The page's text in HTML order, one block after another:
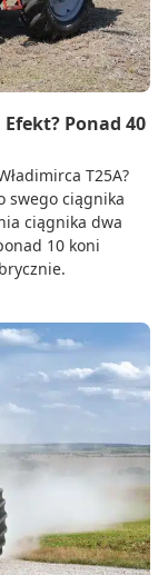
Ponad 40
T25A?
swego ciągnika
ciągnika dwa
10 koni